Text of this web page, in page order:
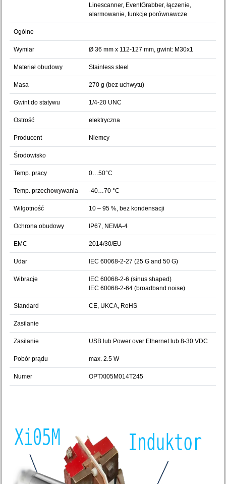
Linescanner, EventGrabber, łączenie,
alarmowanie, funkcje porównawcze
Ogólne
Wymiar Ø 36 mm x 112-127 mm, gwint: M30x1
Materiał obudowy Stainless steel
Masa 270 g (bez uchwytu)
Gwint do statywu 1/4-20 UNC
Ostrość elektryczna
Producent Niemcy
Środowisko
Temp. pracy 0…50°C
Temp. przechowywania -40…70 °C
Wilgotność 10 – 95 %, bez kondensacji
Ochrona obudowy IP67, NEMA-4
EMC 2014/30/EU
Udar IEC 60068-2-27 (25 G and 50 G)
Wibracje
IEC 60068-2-6 (sinus shaped)
IEC 60068-2-64 (broadband noise)
Standard CE, UKCA, RoHS
Zasilanie
Zasilanie USB lub Power over Ethernet lub 8-30 VDC
Pobór prądu max. 2.5 W
Numer OPTXI05M014T245